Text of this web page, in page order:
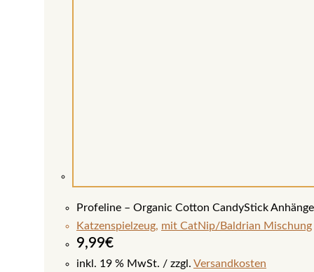
Profeline – Organic Cotton CandyStick
Katzenspielzeug, mit CatNip/Baldrian Mischung
9,99€
inkl. 19 % MwSt. zzgl. Versandkosten